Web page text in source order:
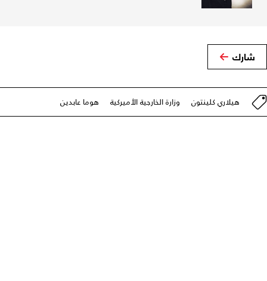
شارك
هيلاري كلينتون وزارة الخارجية الأميركية هوما عابدين